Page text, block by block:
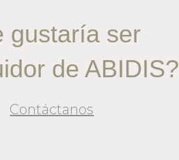
gustaría ser
de ABIDIS?
Contáctanos